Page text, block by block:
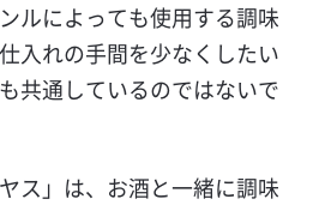
ルによっても使用する調味
入れの手間を少なくしたい
共通しているのではないで
ス」は、お酒と一緒に調味